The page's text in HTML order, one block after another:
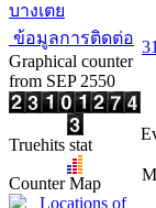
บางเตย
ข้อมูลการติดต่อ
Graphical counter
from SEP 2550
Truehits stat
Counter Map